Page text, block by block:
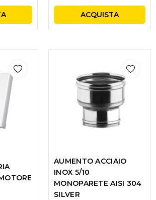
ACQUISTA
AUMENTO ACCIAIO
INOX 5/10
MONOPARETE AISI 304
SILVER